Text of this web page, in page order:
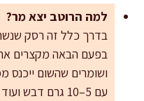
למה הרוטב יצא מר?
בדרך כלל זה רסק
ושומרים שהשום